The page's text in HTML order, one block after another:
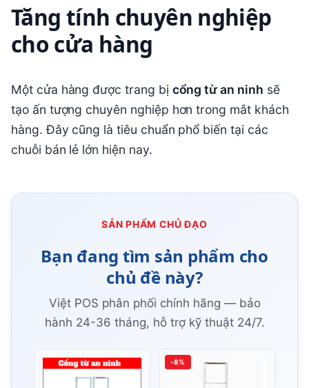
Tăng tính chuyên nghiệp
cho cửa hàng
Một cửa hàng được trang bị cổng từ an ninh sẽ
tạo ấn tượng chuyên nghiệp hơn trong mắt khách
hàng. Đây cũng là tiêu chuẩn phổ biến tại các
chuỗi bán lẻ lớn hiện nay.
SẢN PHẨM CHỦ ĐẠO
Bạn đang tìm sản phẩm cho
chủ đề này?
Việt POS phân phối chính hãng — bảo
hành 24-36 tháng, hỗ trợ kỹ thuật 24/7.
-8%